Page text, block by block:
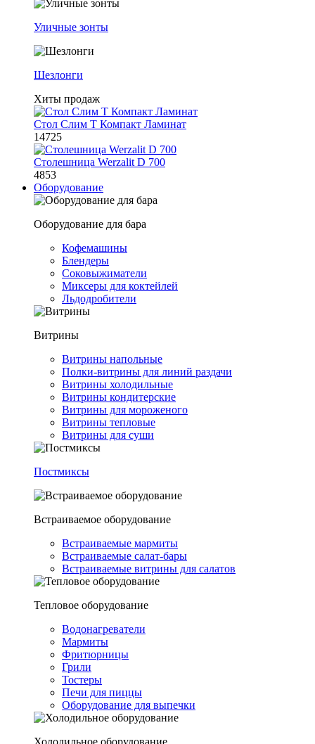
Уличные зонты
Шезлонги
Хиты продаж
Стол Слим Т Компакт Ламинат
14725
Столешница Werzalit D 700
4853
Оборудование
Оборудование для бара
Кофемашины
Блендеры
Соковыжиматели
Миксеры для коктейлей
Льдодробители
Витрины
Витрины напольные
Полки-витрины для линий раздачи
Витрины холодильные
Витрины кондитерские
Витрины для мороженого
Витрины тепловые
Витрины для суши
Постмиксы
Встраиваемое оборудование
Встраиваемые мармиты
Встраиваемые салат-бары
Встраиваемые витрины для салатов
Тепловое оборудование
Водонагреватели
Мармиты
Фритюрницы
Грили
Тостеры
Печи для пиццы
Оборудование для выпечки
Холодильное оборудование